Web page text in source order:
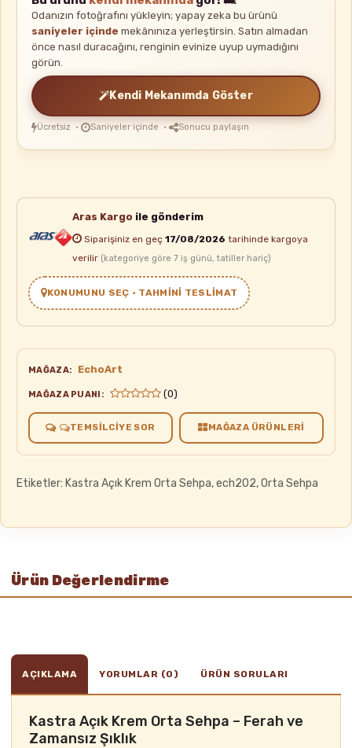
MAĞAZA: EchoArt
MAĞAZA PUANI: (0)
TEMSILCIYE SOR MAĞAZA ÜRÜNLERI
Aras Kargo ile gönderim
Siparişiniz en geç 17/08/2026 tarihinde kargoya
verilir (kategoriye göre 7 iş günü, tatiller hariç)
KONUMUNU SEÇ • TAHMINI TESLIMAT
Odanızın fotoğrafını yükleyin; yapay zeka bu ürünü
saniyeler içinde mekânınıza yerleştirsin. Satın almadan
önce nasıl duracağını, renginin evinize uyup uymadığını
görün.
Kendi Mekanımda Göster
Ücretsiz · Saniyeler içinde · Sonucu paylaşın
Etiketler: Kastra Açık Krem Orta Sehpa,ech202,Orta Sehpa
Ürün Değerlendirme
AÇIKLAMA YORUMLAR (0) ÜRÜN SORULARI
Kastra Açık Krem Orta Sehpa – Ferah ve
Zamansız Şıklık